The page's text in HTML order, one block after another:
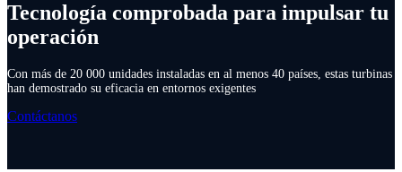
Tecnología comprobada para impulsar tu
operación
Con más de 20 000 unidades instaladas en al menos 40 países, estas turbinas
han demostrado su eficacia en entornos exigentes
Contáctanos